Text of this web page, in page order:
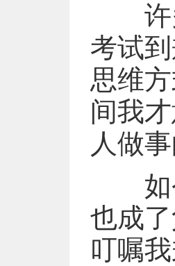
许多
考试
思维
间我
人做
如今
也成
叮嘱